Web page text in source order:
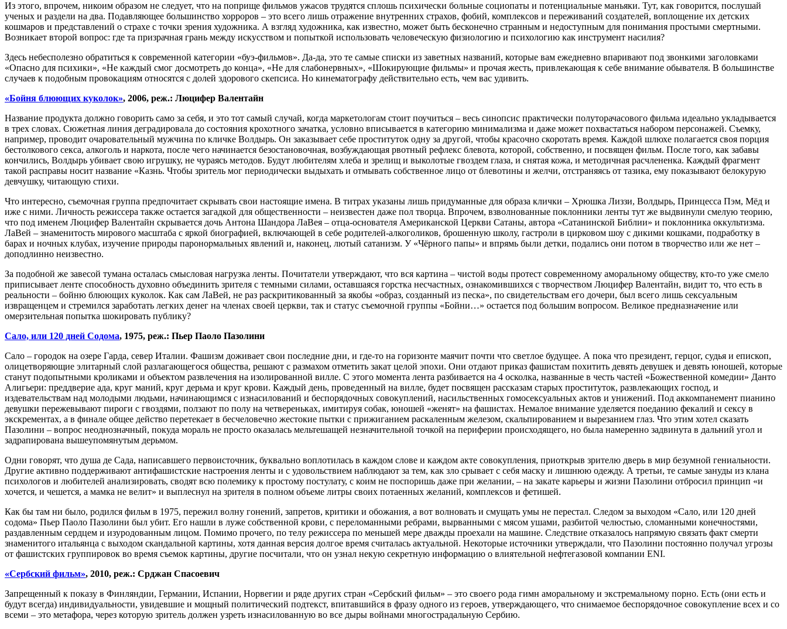
Из этого, впрочем, никоим образом не следует, что на поприще фильмов ужасов трудятся сплошь психически больные социопаты и потенциальные маньяки. Тут, как говорится, послушай
ученых и раздели на два. Подавляющее большинство хорроров – это всего лишь отражение внутренних страхов, фобий, комплексов и переживаний создателей, воплощение их детских
кошмаров и представлений о страхе с точки зрения художника. А взгляд художника, как известно, может быть бесконечно странным и недоступным для понимания простыми смертными.
Возникает второй вопрос: где та призрачная грань между искусством и попыткой использовать человеческую физиологию и психологию как инструмент насилия?
Здесь небесполезно обратиться к современной категории «буэ-фильмов». Да-да, это те самые списки из заветных названий, которые вам ежедневно впаривают под звонкими заголовками
«Опасно для психики», «Не каждый смог досмотреть до конца», «Не для слабонервных», «Шокирующие фильмы» и прочая жесть, привлекающая к себе внимание обывателя. В большинстве
случаев к подобным провокациям относятся с долей здорового скепсиса. Но кинематографу действительно есть, чем вас удивить.
«Бойня блюющих куколок», 2006, реж.: Люцифер Валентайн
Название продукта должно говорить само за себя, и это тот самый случай, когда маркетологам стоит поучиться – весь синопсис практически полуторачасового фильма идеально укладывается
в трех словах. Сюжетная линия деградировала до состояния крохотного зачатка, условно вписывается в категорию минимализма и даже может похвастаться набором персонажей. Съемку,
например, проводит очаровательный мужчина по кличке Волдырь. Он заказывает себе проституток одну за другой, чтобы красочно скоротать время. Каждой шлюхе полагается своя порция
бестолкового секса, алкоголь и наркота, после чего начинается безостановочная, возбуждающая рвотный рефлекс блевота, которой, собственно, и посвящен фильм. После того, как забавы
кончились, Волдырь убивает свою игрушку, не чураясь методов. Будут любителям хлеба и зрелищ и выколотые гвоздем глаза, и снятая кожа, и методичная расчлененка. Каждый фрагмент
такой расправы носит название «Казнь. Чтобы зритель мог периодически выдыхать и отмывать собственное лицо от блевотины и желчи, отстраняясь от тазика, ему показывают белокурую
девчушку, читающую стихи.
Что интересно, съемочная группа предпочитает скрывать свои настоящие имена. В титрах указаны лишь придуманные для образа клички – Хрюшка Лиззи, Волдырь, Принцесса Пэм, Мёд и
иже с ними. Личность режиссера также остается загадкой для общественности – неизвестен даже пол творца. Впрочем, взволнованные поклонники ленты тут же выдвинули смелую теорию,
что под именем Люцифер Валентайн скрывается дочь Антона Шандора ЛаВея – отца-основателя Американской Церкви Сатаны, автора «Сатанинской Библии» и поклонника оккультизма.
ЛаВей – знаменитость мирового масштаба с яркой биографией, включающей в себе родителей-алкоголиков, брошенную школу, гастроли в цирковом шоу с дикими кошками, подработку в
барах и ночных клубах, изучение природы паронормальных явлений и, наконец, лютый сатанизм. У «Чёрного папы» и впрямь были детки, подались они потом в творчество или же нет –
доподлинно неизвестно.
За подобной же завесой тумана осталась смысловая нагрузка ленты. Почитатели утверждают, что вся картина – чистой воды протест современному аморальному обществу, кто-то уже смело
приписывает ленте способность духовно объединить зрителя с темными силами, оставшаяся горстка несчастных, ознакомившихся с творчеством Люцифер Валентайн, видит то, что есть в
реальности – бойню блюющих куколок. Как сам ЛаВей, не раз раскритикованный за якобы «образ, созданный из песка», по свидетельствам его дочери, был всего лишь сексуальным
извращенцем и стремился заработать легких денег на членах своей церкви, так и статус съемочной группы «Бойни…» остается под большим вопросом. Великое предназначение или
омерзительная попытка шокировать публику?
Сало, или 120 дней Содома, 1975, реж.: Пьер Паоло Пазолини
Сало – городок на озере Гарда, север Италии. Фашизм доживает свои последние дни, и где-то на горизонте маячит почти что светлое будущее. А пока что президент, герцог, судья и епископ,
олицетворяющие элитарный слой разлагающегося общества, решают с размахом отметить закат целой эпохи. Они отдают приказ фашистам похитить девять девушек и девять юношей, которые
станут подопытными кроликами и объектом развлечения на изолированной вилле. С этого момента лента разбивается на 4 осколка, названные в честь частей «Божественной комедии» Данто
Алигьери: преддверие ада, круг маний, круг дерьма и круг крови. Каждый день, проведенный на вилле, будет посвящен рассказам старых проституток, развлекающих господ, и
издевательствам над молодыми людьми, начинающимся с изнасилований и беспорядочных совокуплений, насильственных гомосексуальных актов и унижений. Под аккомпанемент пианино
девушки пережевывают пироги с гвоздями, ползают по полу на четвереньках, имитируя собак, юношей «женят» на фашистах. Немалое внимание уделяется поеданию фекалий и сексу в
экскрементах, а в финале общее действо перетекает в бесчеловечно жестокие пытки с прижиганием раскаленным железом, скальпированием и вырезанием глаз. Что этим хотел сказать
Пазолини – вопрос неоднозначный, покуда мораль не просто оказалась мельтешащей незначительной точкой на периферии происходящего, но была намеренно задвинута в дальний угол и
задрапирована вышеупомянутым дерьмом.
Одни говорят, что душа де Сада, написавшего первоисточник, буквально воплотилась в каждом слове и каждом акте совокупления, приоткрыв зрителю дверь в мир безумной гениальности.
Другие активно поддерживают антифашистские настроения ленты и с удовольствием наблюдают за тем, как зло срывает с себя маску и лишнюю одежду. А третьи, те самые зануды из клана
психологов и любителей анализировать, сводят всю полемику к простому постулату, с коим не поспоришь даже при желании, – на закате карьеры и жизни Пазолини отбросил принцип «и
хочется, и чешется, а мамка не велит» и выплеснул на зрителя в полном объеме литры своих потаенных желаний, комплексов и фетишей.
Как бы там ни было, родился фильм в 1975, пережил волну гонений, запретов, критики и обожания, а вот волновать и смущать умы не перестал. Следом за выходом «Сало, или 120 дней
содома» Пьер Паоло Пазолини был убит. Его нашли в луже собственной крови, с переломанными ребрами, вырванными с мясом ушами, разбитой челюстью, сломанными конечностями,
раздавленным сердцем и изуродованным лицом. Помимо прочего, по телу режиссера по меньшей мере дважды проехали на машине. Следствие отказалось напрямую связать факт смерти
знаменитого итальянца с выходом скандальной картины, хотя данная версия долгое время считалась актуальной. Некоторые источники утверждали, что Пазолини постоянно получал угрозы
от фашистских группировок во время съемок картины, другие посчитали, что он узнал некую секретную информацию о влиятельной нефтегазовой компании ENI.
«Сербский фильм», 2010, реж.: Срджан Спасоевич
Запрещенный к показу в Финляндии, Германии, Испании, Норвегии и ряде других стран «Сербский фильм» – это своего рода гимн аморальному и экстремальному порно. Есть (они есть и
будут всегда) индивидуальности, увидевшие и мощный политический подтекст, впитавшийся в фразу одного из героев, утверждающего, что снимаемое беспорядочное совокупление всех и со
всеми – это метафора, через которую зритель должен узреть изнасилованную во все дыры войнами многострадальную Сербию.